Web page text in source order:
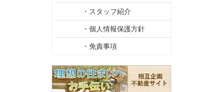
・スタッフ紹介
・個人情報保護方針
・免責事項